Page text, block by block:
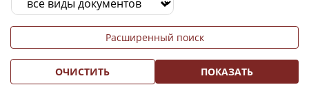
Расширенный поиск
ОЧИСТИТЬ ПОКАЗАТЬ